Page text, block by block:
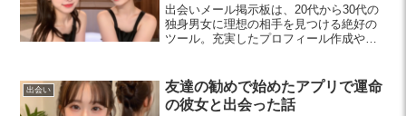
出会いメール掲示板は、20代から30代の
独身男女に理想の相手を見つける絶好の
ツール。充実したプロフィール作成や積
トも解説します。
出会い
友達の勧めで始めたアプリで運命
の彼女と出会った話